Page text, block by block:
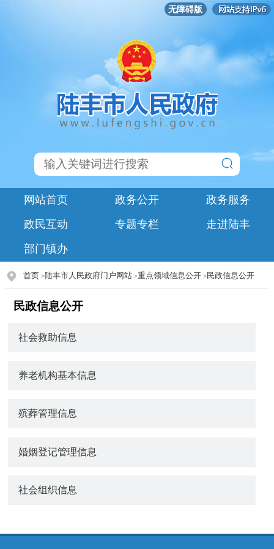
无障碍版
网站首页 政务公开
政务服务
政民互动
专题专栏
走进陆丰
部门镇办
首页 >陆丰市人民政府门户网站>重点领域信息公开>民政信息公开
民政信息公开
社会救助信息
养老机构基本信息
殡葬管理信息
婚姻登记管理信息
社会组织信息